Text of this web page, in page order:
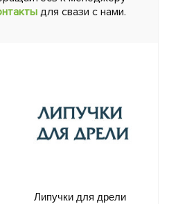
для свази с нами.
Липучки для дрели